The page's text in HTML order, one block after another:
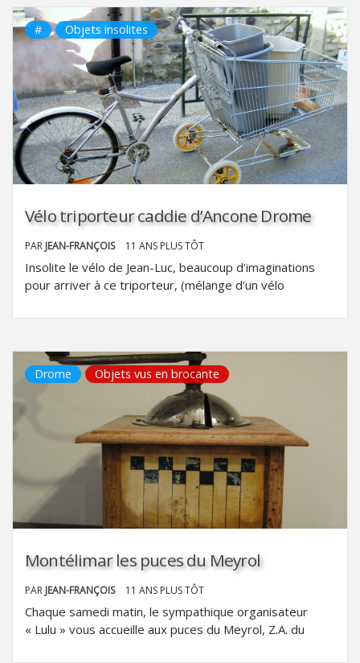
# Objets insolites
Vélo triporteur caddie d’Ancone Drome
PAR JEAN-FRANÇOIS 11 ANS PLUS TÔT
Insolite le vélo de Jean-Luc, beaucoup d’imaginations
pour arriver à ce triporteur, (mélange d’un vélo
Drome Objets vus en brocante
Montélimar les puces du Meyrol
PAR JEAN-FRANÇOIS 11 ANS PLUS TÔT
Chaque samedi matin, le sympathique organisateur
« Lulu » vous accueille aux puces du Meyrol, Z.A. du